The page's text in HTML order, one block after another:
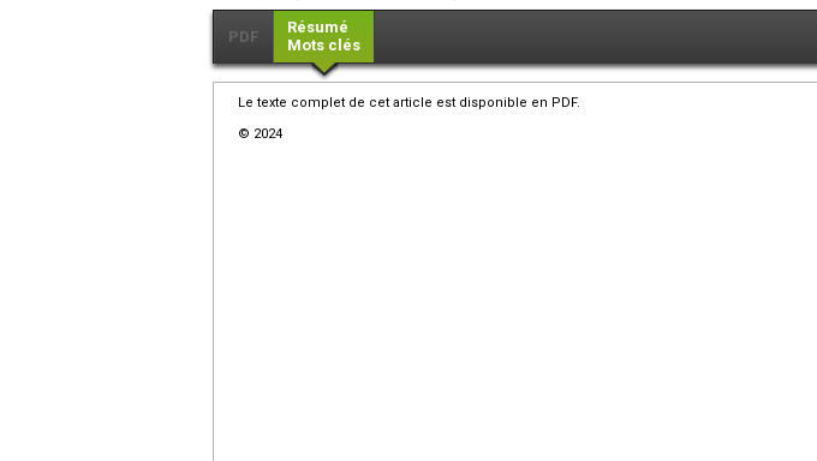
PDF
Résumé
Mots clés
Le texte complet de cet article est disponible en PDF.
© 2024